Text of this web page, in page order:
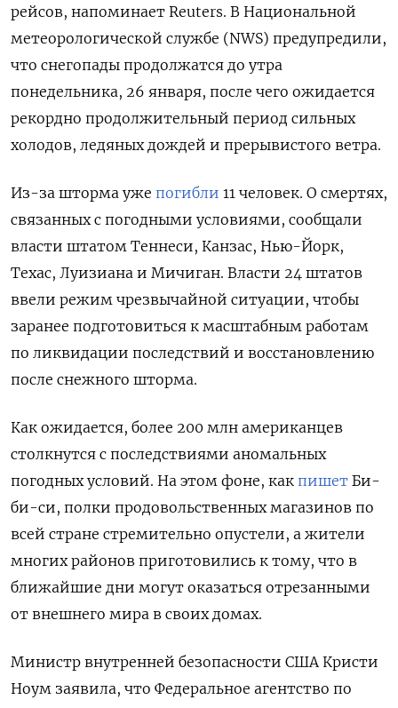
рейсов, напоминает Reuters. В Национальной
метеорологической службе (NWS) предупредили,
что снегопады продолжатся до утра
понедельника, 26 января, после чего ожидается
рекордно продолжительный период сильных
холодов, ледяных дождей и прерывистого ветра.
Из-за шторма уже погибли 11 человек. О смертях,
связанных с погодными условиями, сообщали
власти штатом Теннеси, Канзас, Нью-Йорк,
Техас, Луизиана и Мичиган. Власти 24 штатов
ввели режим чрезвычайной ситуации, чтобы
заранее подготовиться к масштабным работам
по ликвидации последствий и восстановлению
после снежного шторма.
Как ожидается, более 200 млн американцев
столкнутся с последствиями аномальных
погодных условий. На этом фоне, как пишет Би-
би-си, полки продовольственных магазинов по
всей стране стремительно опустели, а жители
многих районов приготовились к тому, что в
ближайшие дни могут оказаться отрезанными
от внешнего мира в своих домах.
Министр внутренней безопасности США Кристи
Ноум заявила, что Федеральное агентство по